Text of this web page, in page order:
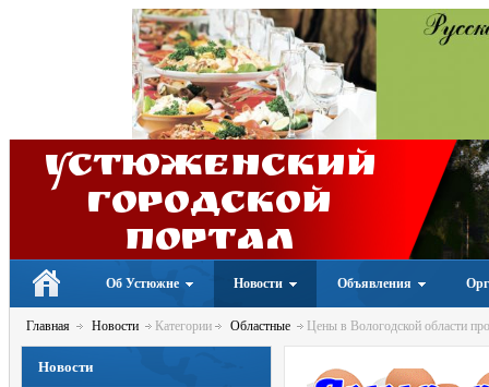
Устюженский
Городской
портал
Об Устюжне Новости Объявления
Главная Новости Категории Областные Цены в Вологодской области
Новости